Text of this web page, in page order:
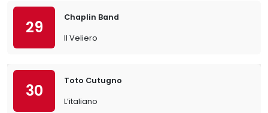
29
Chaplin Band
Il Veliero
30
Toto Cutugno
L’italiano